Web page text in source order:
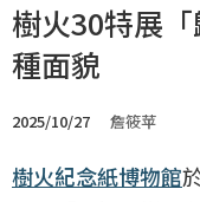
樹火30特展
種面貌
2025/10/27 詹筱苹
樹火紀念紙博物館